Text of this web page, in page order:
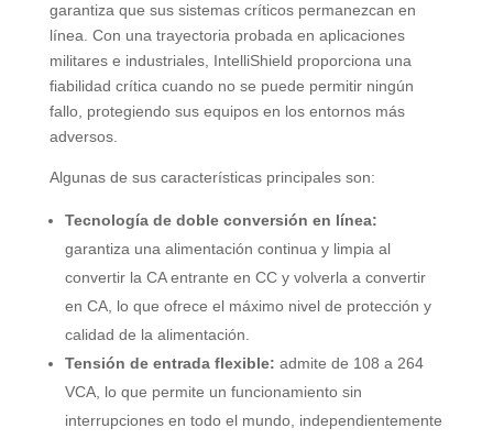
garantiza que sus sistemas críticos permanezcan en
línea. Con una trayectoria probada en aplicaciones
militares e industriales, IntelliShield proporciona una
fiabilidad crítica cuando no se puede permitir ningún
fallo, protegiendo sus equipos en los entornos más
adversos.
Algunas de sus características principales son:
Tecnología de doble conversión en línea:
garantiza una alimentación continua y limpia al
convertir la CA entrante en CC y volverla a convertir
en CA, lo que ofrece el máximo nivel de protección y
calidad de la alimentación.
Tensión de entrada flexible: admite de 108 a 264
VCA, lo que permite un funcionamiento sin
interrupciones en todo el mundo, independientemente